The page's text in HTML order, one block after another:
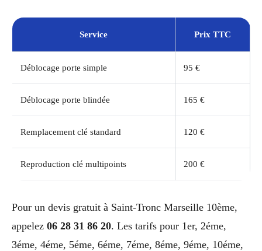
Service Prix TTC
Déblocage porte simple 95 €
Déblocage porte blindée 165 €
Remplacement clé standard 120 €
Reproduction clé multipoints 200 €
Pour un devis gratuit à Saint-Tronc Marseille 10ème,
appelez 06 28 31 86 20. Les tarifs pour 1er, 2éme,
3éme, 4éme, 5éme, 6éme, 7éme, 8éme, 9éme, 10éme,